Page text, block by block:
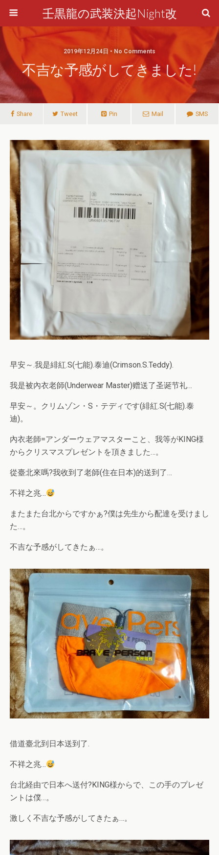
壬黒龍の武装決起Night改
2019年12月24日 • No Comments
不吉な予感がしてきました!
Share Tweet Pin Mail SMS
早安～.我是緋紅.S(七能).泰迪(Crimson.S.Teddy).
我是被內衣老師(Underwear Master)赠送了圣诞节礼…
早安～。クリムゾン・S・テディです(緋紅.S(七能).泰
迪)。
內衣老師=アンダーウェアマスターこと、我等がKING様
からクリスマスプレゼントを頂きました…。
從臺北來嗎?我收到了老師(住在日本)的送到了…
不祥之兆…
またまた台北からですかぁ?僕は先生から配達を受けまし
た…。
不吉な予感がしてきたぁ…。
借道臺北到日本送到了.
不祥之兆…
台北経由で日本へ送付?KING様からで、この手のプレゼ
ントは僕…。
激しく不吉な予感がしてきたぁ…。